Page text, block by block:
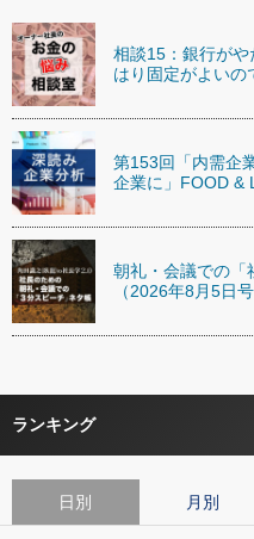
相談15：銀行が
はり固定がよいの
第153回「内需企
企業に」FOOD &
朝礼・会議での「
（2026年8月5日号
ランキング
日別 月別